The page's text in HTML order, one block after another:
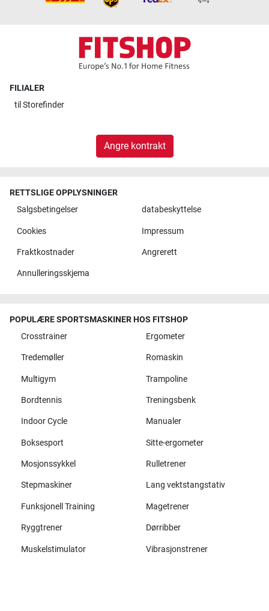
FILIALER
til Storefinder
Angre kontrakt
RETTSLIGE OPPLYSNINGER
Salgsbetingelser
databeskyttelse
Cookies Impressum
Fraktkostnader Angrerett
Annulleringsskjema
POPULÆRE SPORTSMASKINER HOS FITSHOP
Crosstrainer
Ergometer
Tredemøller Romaskin
Multigym Trampoline
Bordtennis Treningsbenk
Indoor Cycle Manualer
Boksesport Sitte-ergometer
Mosjonssykkel Rulletrener
Stepmaskiner Lang vektstangstativ
Funksjonell Training Magetrener
Ryggtrener Dørribber
Muskelstimulator Vibrasjonstrener